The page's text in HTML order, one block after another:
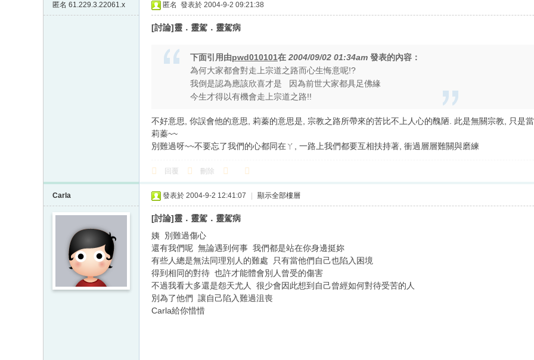
匿名 61.229.3.22061.x 匿名 發表於 2004-9-2 09:21:38
[討論]靈．靈駕．靈駕病
下面引用由pwd010101在 2004/09/02 01:34am 發表的內容：
為何大家都會對走上宗道之路而心生悔意呢!?
我倒是認為應該欣喜才是 因為前世大家都具足佛緣
今生才得以有機會走上宗道之路!!
不好意思, 你誤會他的意思, 莉蓁的意思是, 宗教之路所帶來的苦比不上人心的醜陋. 此是無關宗教, 只是
莉蓁~~
別難過呀~~不要忘了我們的心都同在ㄚ, 一路上我們都要互相扶持著, 衝過層層難關與磨練
回覆 刪除
Carla 發表於 2004-9-2 12:41:07 顯示全部樓層
[討論]靈．靈駕．靈駕病
姨 別難過傷心
還有我們呢 無論遇到何事 我們都是站在你身邊挺妳
有些人總是無法同理別人的難處 只有當他們自己也陷入困境
得到相同的對待 也許才能體會別人曾受的傷害
不過我看大多還是怨天尤人 很少會因此想到自己曾經如何對待受苦的人
別為了他們 讓自己陷入難過沮喪
Carla給你惜惜